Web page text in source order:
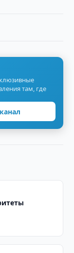
там, где